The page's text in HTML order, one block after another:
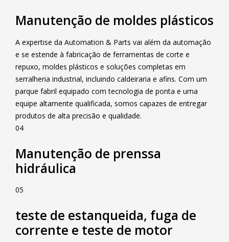
Manutenção de moldes plásticos
A expertise da Automation & Parts vai além da automação
e se estende à fabricação de ferramentas de corte e
repuxo, moldes plásticos e soluções completas em
serralheria industrial, incluindo caldeiraria e afins. Com um
parque fabril equipado com tecnologia de ponta e uma
equipe altamente qualificada, somos capazes de entregar
produtos de alta precisão e qualidade.
04
Manutenção de prenssa
hidráulica
05
teste de estanqueida, fuga de
corrente e teste de motor